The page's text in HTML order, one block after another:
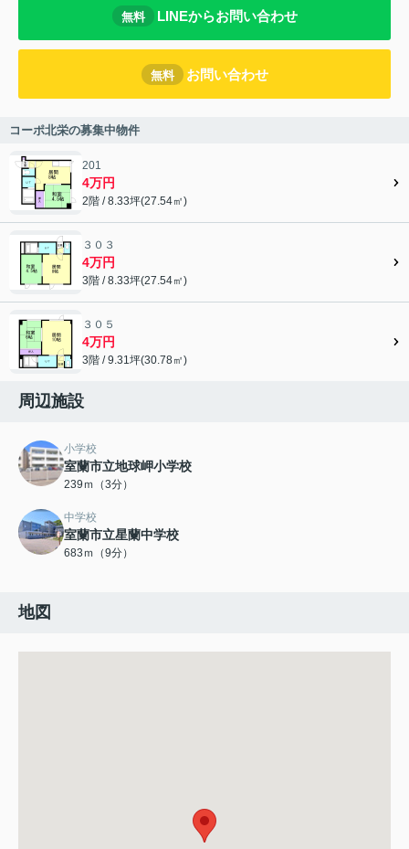
無料 LINEからお問い合わせ
無料 お問い合わせ
コーポ北栄の募集中物件
201
4万円
2階 / 8.33坪(27.54㎡)
３０３
4万円
3階 / 8.33坪(27.54㎡)
３０５
4万円
3階 / 9.31坪(30.78㎡)
周辺施設
小学校
室蘭市立地球岬小学校
239ｍ（3分）
中学校
室蘭市立星蘭中学校
683ｍ（9分）
地図